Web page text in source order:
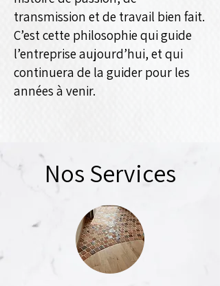
transmission et de travail bien fait.
C’est cette philosophie qui guide
l’entreprise aujourd’hui, et qui
continuera de la guider pour les
années à venir.
Nos Services